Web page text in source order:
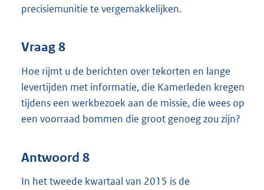
precisiemunitie te vergemakkelijken.
Vraag 8
Hoe rijmt u de berichten over tekorten en lange
levertijden met informatie, die Kamerleden kregen
tijdens een werkbezoek aan de missie, die wees op
een voorraad bommen die groot genoeg zou zijn?
Antwoord 8
In het tweede kwartaal van 2015 is de